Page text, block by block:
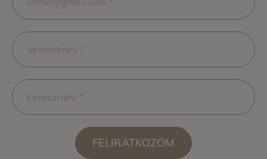
FELIRATKOZOM